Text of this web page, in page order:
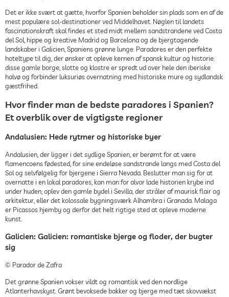
Det er ikke svært at gætte, hvorfor Spanien beholder sin plads som en af de
mest populære sol-destinationer ved Middelhavet. Nøglen til landets
fascinationskraft skal findes et sted midt mellem sandstrandene ved Costa
del Sol, hippe og kreative Madrid og Barcelona og de bjergtagende
landskaber i Galicien, Spaniens grønne lunge. Paradores er den perfekte
hoteltype til dig, der ønsker at opleve kernen af spansk kultur og historie:
disse gamle borge, slotte og klostre er spredt ud over hele den iberiske
halvø og forbinder luksuriøs overnatning med historiske mure og sydlandsk
gæstfrihed.
Hvor finder man de bedste paradores i Spanien?
Et overblik over de vigtigste regioner
Andalusien: Hede rytmer og historiske byer
Andalusien, der ligger i det sydlige Spanien, er berømt for at være
flamencoens fødested, for sine endeløse sandstrande langs med Costa del
Sol og selvfølgelig for bjergene i Sierra Nevada. Beslutter man sig for at
overnatte i en lokal paradores, kan man for alvor lade historien krybe ind
under huden; oplev den gamle bydel i Sevilla, der stråler af maurisk flair og
arkitektur, eller det kolossale bygningsværk Alhambra i Granada. Malaga
er Picassos hjemby og derfor det helt rigtige sted at opleve moderne
kunst.
Galicien: Galicien: romantiske bjerge og floder, der bugter
sig
© Parador de Zafra
Det grønne Spanien vokser vildt og romantisk ved den nordlige
Atlanterhavskyst. Grønt bevoksede bakker og bjerge med tæt skovvækst